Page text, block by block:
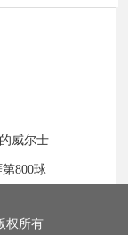
威尔士
800球
权所有